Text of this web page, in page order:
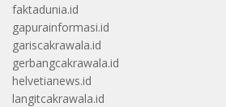
faktadunia.id
gapurainformasi.id
gariscakrawala.id
gerbangcakrawala.id
helvetianews.id
langitcakrawala.id